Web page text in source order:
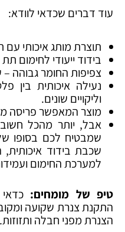
עוד דברים שכדאי לוודא:
תוצרת מותג איכותי עם
בידוד ייעודי לחימום
צפיפות החומר גבוהה
נעילה איכותית בין
וליקויים שונים.
מוצר המאפשר פריסה
אבל, יותר מהכל
שמבטיח לכם בסופו
שכבת בידוד
למערכת החימום
טיפ של מומחים:
התקנת צנרת שקועה
הצנרת מפני חבלה ותזוזות.